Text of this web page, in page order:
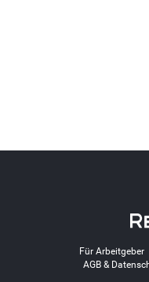
Für Arbeitgeber
AGB &